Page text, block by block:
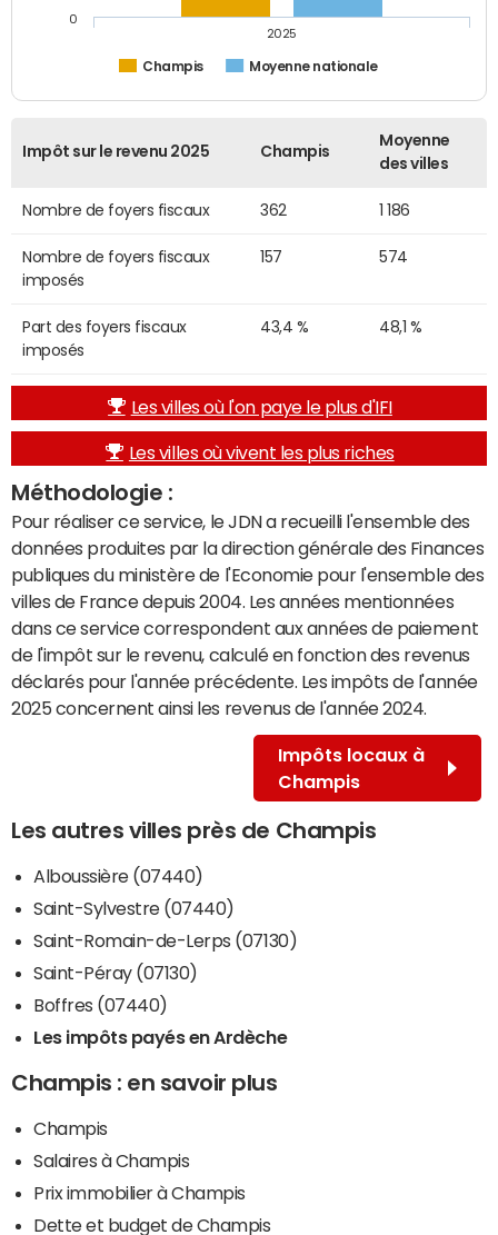
Champis Moyenne nationale
2025
0
Impôt sur le revenu 2025 Champis
Moyenne
des villes
Nombre de foyers fiscaux 362 1 186
Nombre de foyers fiscaux
imposés
157 574
Part des foyers fiscaux
imposés
43,4 % 48,1 %
Les villes où l'on paye le plus d'IFI
Les villes où vivent les plus riches
Méthodologie :
Pour réaliser ce service, le JDN a recueilli l'ensemble des
données produites par la direction générale des Finances
publiques du ministère de l'Economie pour l'ensemble des
villes de France depuis 2004. Les années mentionnées
dans ce service correspondent aux années de paiement
de l'impôt sur le revenu, calculé en fonction des revenus
déclarés pour l'année précédente. Les impôts de l'année
2025 concernent ainsi les revenus de l'année 2024.
Impôts locaux à
Champis
Les autres villes près de Champis
Alboussière (07440)
Saint-Sylvestre (07440)
Saint-Romain-de-Lerps (07130)
Saint-Péray (07130)
Boffres (07440)
Les impôts payés en Ardèche
Champis : en savoir plus
Champis
Salaires à Champis
Prix immobilier à Champis
Dette et budget de Champis